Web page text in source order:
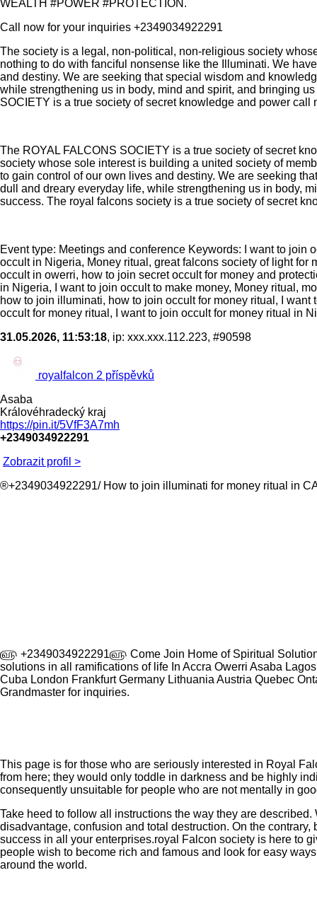
WEALTH #POWER #PROTECTION.
Call now for your inquiries +2349034922291
The society is a legal, non-political, non-religious society
nothing to do with fanciful nonsense like the Illuminati. We
and destiny. We are seeking that special wisdom and
while strengthening us in body, mind and spirit, and bringing
SOCIETY is a true society of secret knowledge and power
The ROYAL FALCONS SOCIETY is a true society of secret
society whose sole interest is building a united society of
to gain control of our own lives and destiny. We are seeking
dull and dreary everyday life, while strengthening us in body,
success. The royal falcons society is a true society of secret
Event type: Meetings and conference Keywords: I want to join
occult in Nigeria, Money ritual, great falcons society of light
occult in owerri, how to join secret occult for money and
in Nigeria, I want to join occult to make money, Money ritual,
how to join illuminati, how to join occult for money ritual, I
occult for money ritual, I want to join occult for money ritual in
31.05.2026, 11:53:18, ip: xxx.xxx.112.223, #90598
royalfalcon 2 příspěvků
Asaba
Královéhradecký kraj
https://pin.it/5VfF3A7mh
+2349034922291
Zobrazit profil >
®+2349034922291/ How to join illuminati for money ritual in
௵ +2349034922291௵ Come Join Home of Spiritual
solutions in all ramifications of life In Accra Owerri Asaba
Cuba London Frankfurt Germany Lithuania Austria Quebec
Grandmaster for inquiries.
This page is for those who are seriously interested in Royal
from here; they would only toddle in darkness and be highly
consequently unsuitable for people who are not mentally in
Take heed to follow all instructions the way they are
disadvantage, confusion and total destruction. On the
success in all your enterprises.royal Falcon society is here to
people wish to become rich and famous and look for easy
around the world.